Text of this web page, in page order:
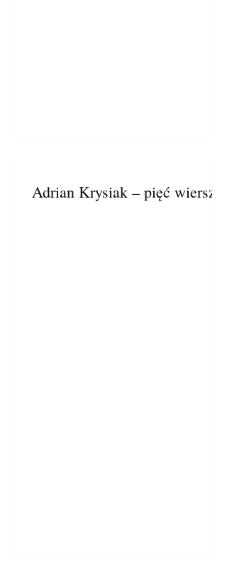
Adrian Krysiak – pięć wierszy